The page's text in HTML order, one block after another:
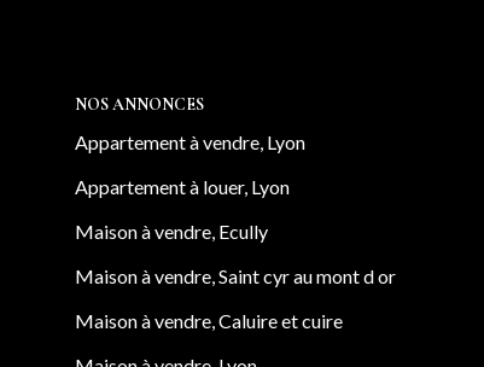
NOS ANNONCES
Appartement à vendre, Lyon
Appartement à louer, Lyon
Maison à vendre, Ecully
Maison à vendre, Saint cyr au mont d or
Maison à vendre, Caluire et cuire